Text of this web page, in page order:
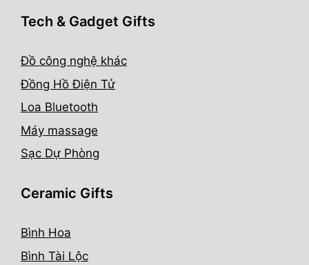
Tech & Gadget Gifts
Đồ công nghệ khác
Đồng Hồ Điện Tử
Loa Bluetooth
Máy massage
Sạc Dự Phòng
Ceramic Gifts
Bình Hoa
Bình Tài Lộc